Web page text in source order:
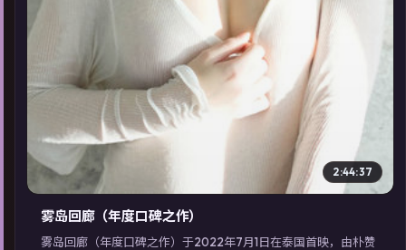
2:44:37
雾岛回廊（年度口碑之作）
雾岛回廊（年度口碑之作）于2022年7月1日在泰国首映，由朴赞